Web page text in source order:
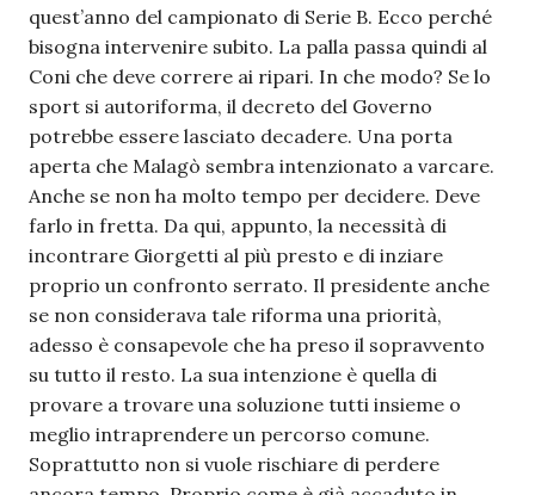
quest’anno del campionato di Serie B. Ecco perché
bisogna intervenire subito. La palla passa quindi al
Coni che deve correre ai ripari. In che modo? Se lo
sport si autoriforma, il decreto del Governo
potrebbe essere lasciato decadere. Una porta
aperta che Malagò sembra intenzionato a varcare.
Anche se non ha molto tempo per decidere. Deve
farlo in fretta. Da qui, appunto, la necessità di
incontrare Giorgetti al più presto e di inziare
proprio un confronto serrato. Il presidente anche
se non considerava tale riforma una priorità,
adesso è consapevole che ha preso il sopravvento
su tutto il resto. La sua intenzione è quella di
provare a trovare una soluzione tutti insieme o
meglio intraprendere un percorso comune.
Soprattutto non si vuole rischiare di perdere